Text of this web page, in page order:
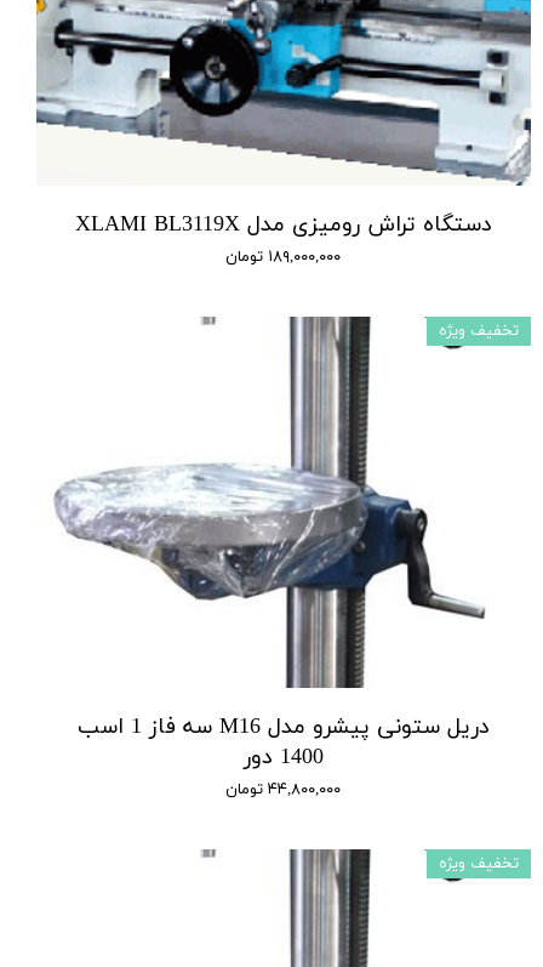
دستگاه تراش رومیزی مدل XLAMI BL3119X
۱۸۹,۰۰۰,۰۰۰ تومان
دریل ستونی پیشرو مدل M16 سه فاز 1 اسب
1400 دور
۴۴,۸۰۰,۰۰۰ تومان
تخفیف ویژه
تخفیف ویژه